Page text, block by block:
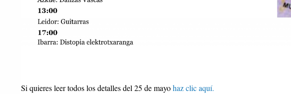
Si quieres leer todos los detalles del 25 de mayohaz clic aquí.